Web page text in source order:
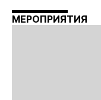
МЕРОПРИЯТИЯ